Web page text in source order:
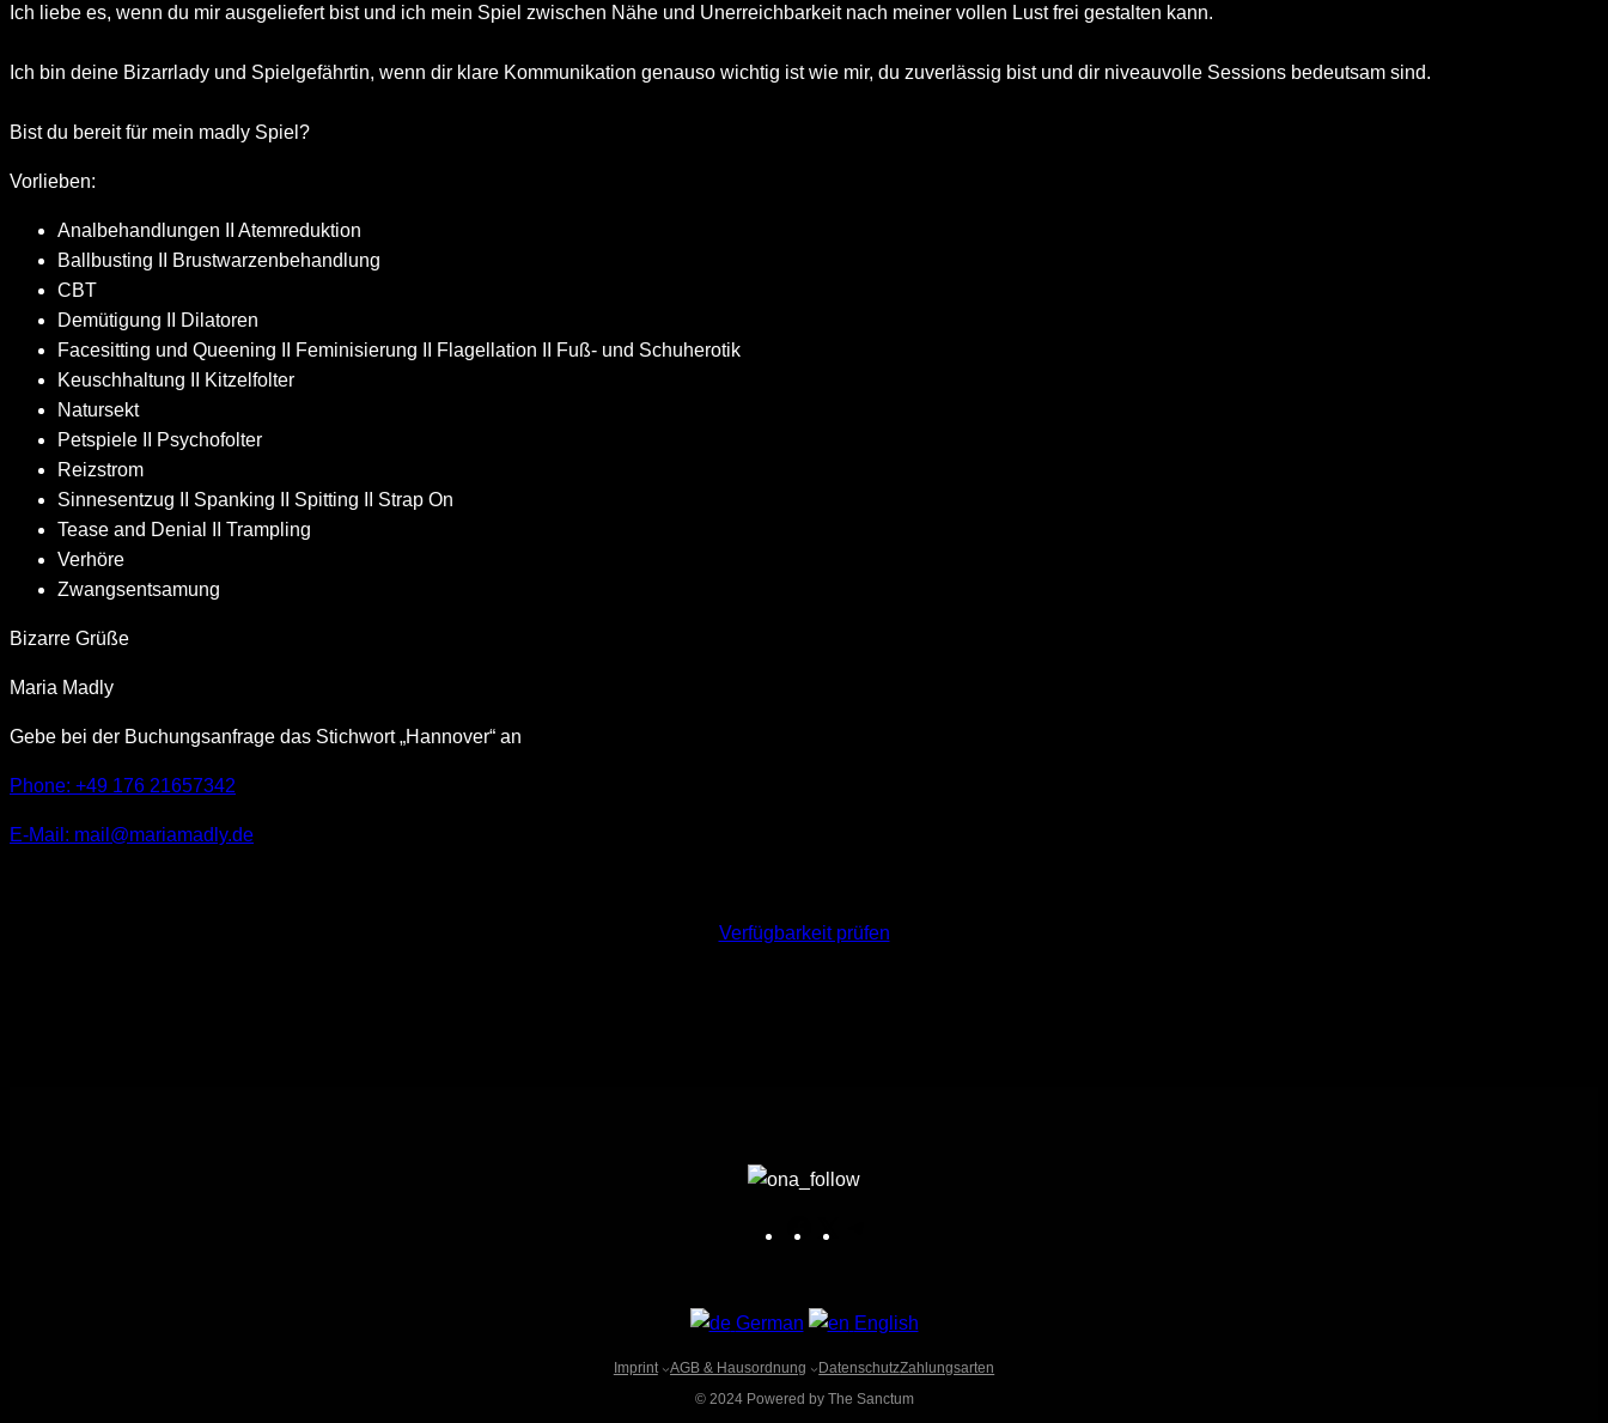
Ich liebe es, wenn du mir ausgeliefert bist und ich mein Spiel zwischen Nähe und Unerreichbarkeit nach meiner vollen Lust frei gestalten kann.
Ich bin deine Bizarrlady und Spielgefährtin, wenn dir klare Kommunikation genauso wichtig ist wie mir, du zuverlässig bist und dir niveauvolle Sessions bedeutsam sind.
Bist du bereit für mein madly Spiel?
Vorlieben:
Analbehandlungen II Atemreduktion
Ballbusting II Brustwarzenbehandlung
CBT
Demütigung II Dilatoren
Facesitting und Queening II Feminisierung II Flagellation II Fuß- und Schuherotik
Keuschhaltung II Kitzelfolter
Natursekt
Petspiele II Psychofolter
Reizstrom
Sinnesentzug II Spanking II Spitting II Strap On
Tease and Denial II Trampling
Verhöre
Zwangsentsamung
Bizarre Grüße
Maria Madly
Gebe bei der Buchungsanfrage das Stichwort „Hannover“ an
Phone: +49 176 21657342
E-Mail: mail@mariamadly.de
Verfügbarkeit prüfen
e
o
o
e
r
a
German English
Imprint AGB & Hausordnung DatenschutzZahlungsarten
© 2024 Powered by The Sanctum